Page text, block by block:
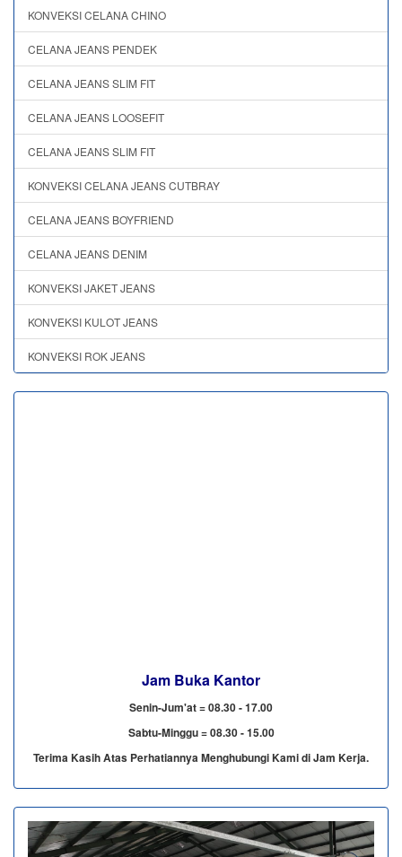
KONVEKSI CELANA CHINO
CELANA JEANS PENDEK
CELANA JEANS SLIM FIT
CELANA JEANS LOOSEFIT
CELANA JEANS SLIM FIT
KONVEKSI CELANA JEANS CUTBRAY
CELANA JEANS BOYFRIEND
CELANA JEANS DENIM
KONVEKSI JAKET JEANS
KONVEKSI KULOT JEANS
KONVEKSI ROK JEANS
Jam Buka Kantor
Senin-Jum'at = 08.30 - 17.00
Sabtu-Minggu = 08.30 - 15.00
Terima Kasih Atas Perhatiannya Menghubungi Kami di Jam Kerja.